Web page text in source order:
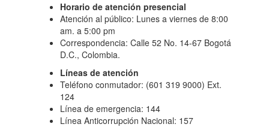
Horario de atención presencial
Atención al público: Lunes a viernes de 8:00
am. a 5:00 pm
Correspondencia: Calle 52 No. 14-67 Bogotá
D.C., Colombia.
Líneas de atención
Teléfono conmutador: (601 319 9000) Ext.
124
Línea de emergencia: 144
Línea Anticorrupción Nacional: 157